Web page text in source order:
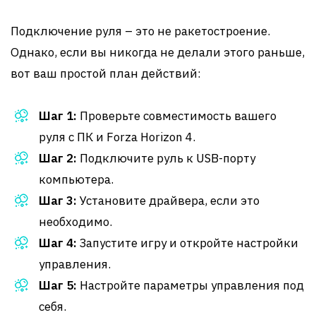
Подключение руля – это не ракетостроение.
Однако, если вы никогда не делали этого раньше,
вот ваш простой план действий:
Шаг 1: Проверьте совместимость вашего
руля с ПК и Forza Horizon 4.
Шаг 2: Подключите руль к USB-порту
компьютера.
Шаг 3: Установите драйвера, если это
необходимо.
Шаг 4: Запустите игру и откройте настройки
управления.
Шаг 5: Настройте параметры управления под
себя.